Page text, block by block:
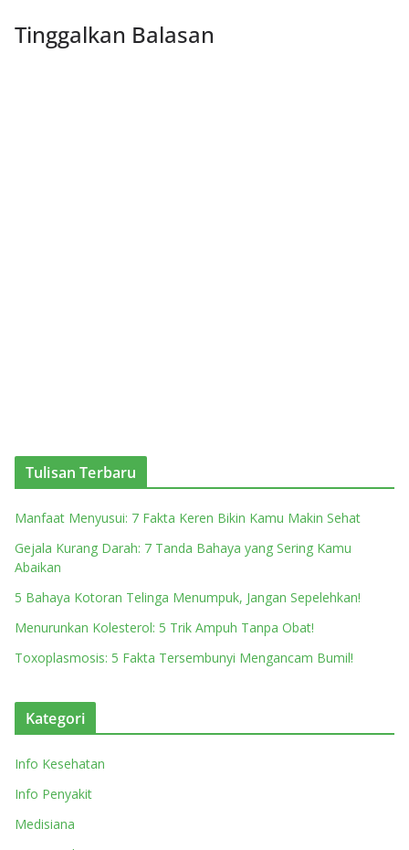
Tinggalkan Balasan
Tulisan Terbaru
Manfaat Menyusui: 7 Fakta Keren Bikin Kamu Makin Sehat
Gejala Kurang Darah: 7 Tanda Bahaya yang Sering Kamu
Abaikan
5 Bahaya Kotoran Telinga Menumpuk, Jangan Sepelehkan!
Menurunkan Kolesterol: 5 Trik Ampuh Tanpa Obat!
Toxoplasmosis: 5 Fakta Tersembunyi Mengancam Bumil!
Kategori
Info Kesehatan
Info Penyakit
Medisiana